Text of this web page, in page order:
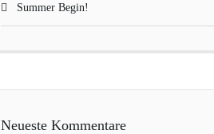
Summer Begin!
Neueste Kommentare